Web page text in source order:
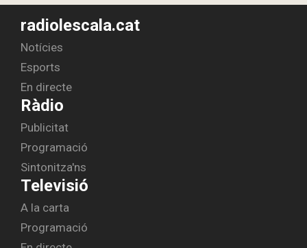
radiolescala.cat
Notícies
Esports
En directe
Ràdio
Publicitat
Programació
Sintonitza'ns
Televisió
A la carta
Programació